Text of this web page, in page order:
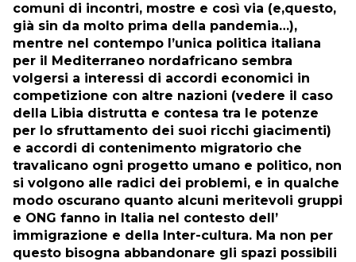
comuni di incontri, mostre e così via (e,questo,
già sin da molto prima della pandemia…),
mentre nel contempo l’unica politica italiana
per il Mediterraneo nordafricano sembra
volgersi a interessi di accordi economici in
competizione con altre nazioni (vedere il caso
della Libia distrutta e contesa tra le potenze
per lo sfruttamento dei suoi ricchi giacimenti)
e accordi di contenimento migratorio che
travalicano ogni progetto umano e politico, non
si volgono alle radici dei problemi, e in qualche
modo oscurano quanto alcuni meritevoli gruppi
e ONG fanno in Italia nel contesto dell’
immigrazione e della Inter-cultura. Ma non per
questo bisogna abbandonare gli spazi possibili